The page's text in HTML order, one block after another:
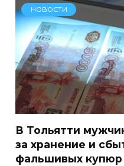
НОВОСТИ
В Тольятти
за хранение и
фальшивых купюр